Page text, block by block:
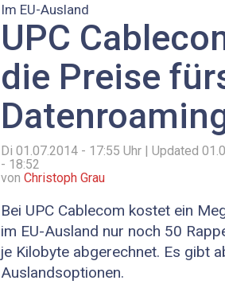
EU-
Im EU-Ausland
UPC
die Preise
Di 01.07.2014 - 17:55 Uhr | Updated
- 18:52
von Christoph Grau
Bei UPC Cablecom kostet ein
im EU-Ausland nur noch 50
je Kilobyte abgerechnet. Es gibt
Auslandsoptionen.